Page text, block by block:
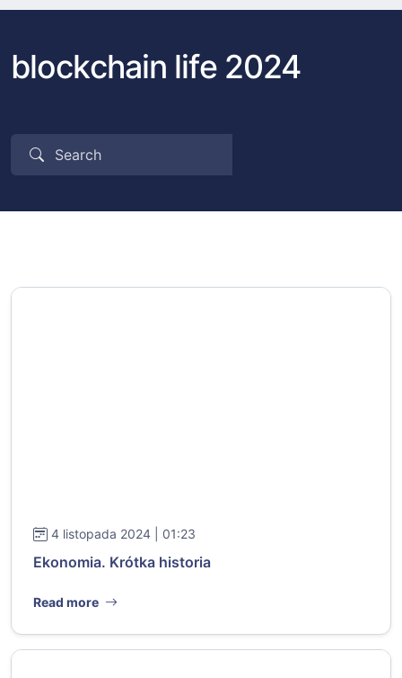
blockchain life 2024
4 listopada 2024 | 01:23
Ekonomia. Krótka historia
Read more